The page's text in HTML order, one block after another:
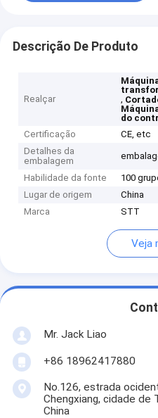
Descrição De Produto
Realçar
,
do
Certificação
CE, etc
Detalhes da
embalagem
Habilidade da fonte
100
Lugar de origem
China
Marca
STT
Veja
Mr. Jack Liao
+86 18962417880
No.126, estrada
Chengxiang, cidade de
China